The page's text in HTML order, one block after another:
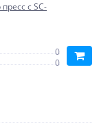
с SC-
0
0